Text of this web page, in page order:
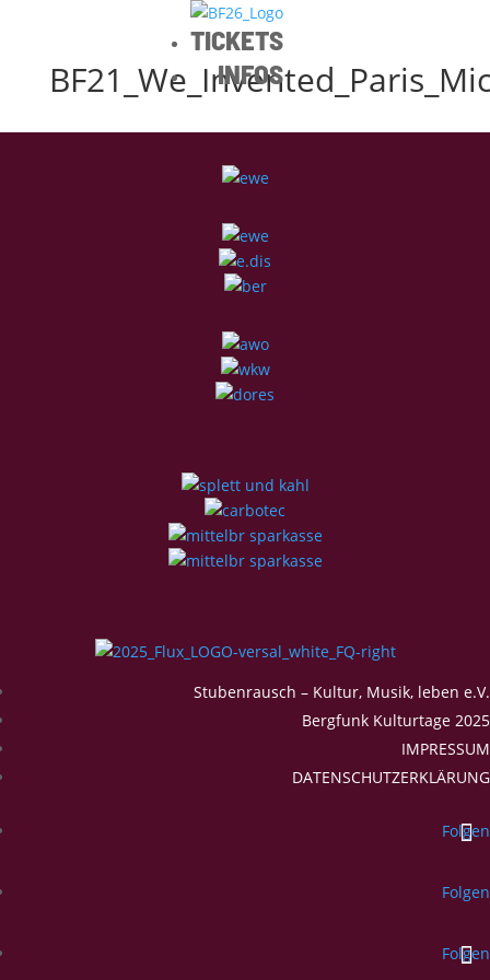
TICKETS
INFOS
Stubenrausch – Kultur, Musik, leben e.V.
Bergfunk Kulturtage 2025
IMPRESSUM
DATENSCHUTZERKLÄRUNG
Folgen
Folgen
Folgen